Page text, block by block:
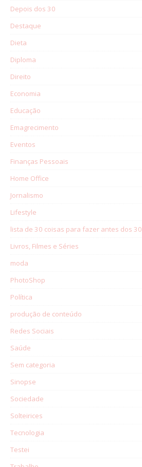
Depois dos 30
Destaque
Dieta
Diploma
Direito
Economia
Educação
Emagrecimento
Eventos
Finanças Pessoais
Home Office
Jornalismo
Lifestyle
lista de 30 coisas para fazer antes dos 30
Livros, Filmes e Séries
moda
PhotoShop
Política
produção de conteúdo
Redes Sociais
Saúde
Sem categoria
Sinopse
Sociedade
Solteirices
Tecnologia
Testei